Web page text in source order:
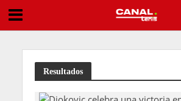
Entry List ATP Challenger
Resultados